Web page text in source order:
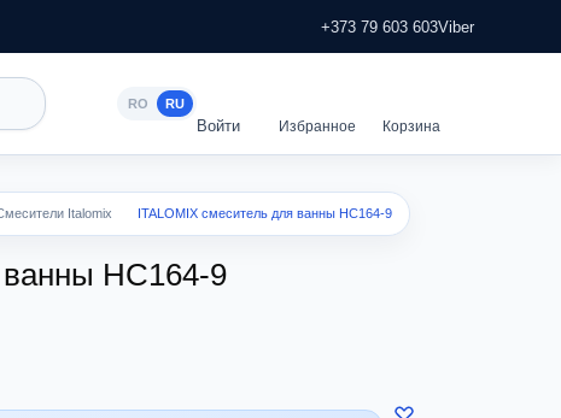
+373 79 603 603Viber
RO RU
Italomix ITALOMIX смеситель для ванны HC164-9
HC164-9